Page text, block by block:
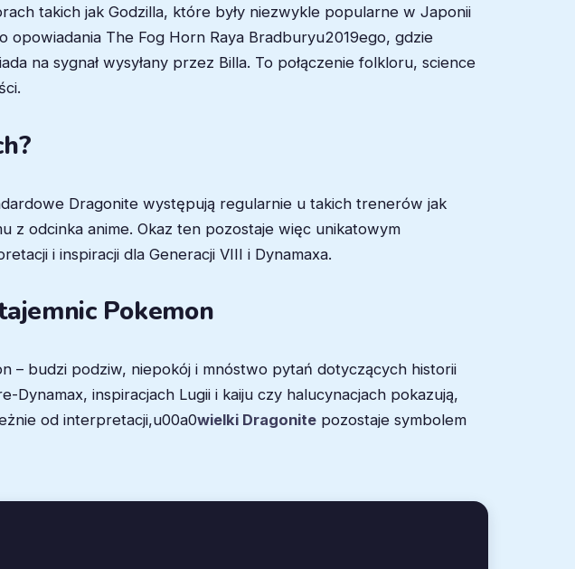
takich jak Godzilla, które były niezwykle popularne w Japonii
The Fog Horn Raya Bradburyu2019ego, gdzie
na sygnał wysyłany przez Billa. To połączenie folkloru, science
Dragonite występują regularnie u takich trenerów jak
z odcinka anime. Okaz ten pozostaje więc unikatowym
i inspiracji dla Generacji VIII i Dynamaxa.
Pokemon
– budzi podziw, niepokój i mnóstwo pytań dotyczących historii
inspiracjach Lugii i kaiju czy halucynacjach pokazują,
od interpretacji,u00a0wielki Dragonite pozostaje symbolem